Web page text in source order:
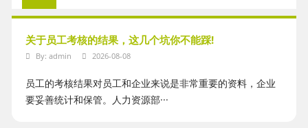
关于员工考核的结果，这几个坑你不能踩!
By:admin 2026-08-08
员工的考核结果对员工和企业来说是非常重要的资料，企业
要妥善统计和保管。人力资源部···